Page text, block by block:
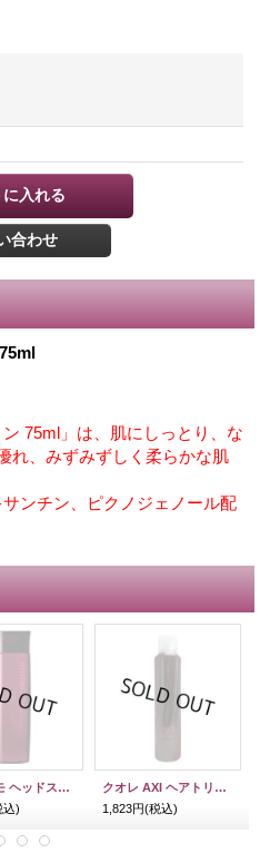
75ml」は、肌にしっとり、な
れ、みずみずしく柔らかな肌
ンチン、ピクノジェノール配
エステシモ ヘッドスパ シャンプー タイムレス 200ml
込)
クオレ AXI ヘアトリートメントミスト 200g
1,823円(税込)